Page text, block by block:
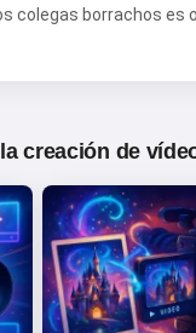
colegas borrachos es
creación de